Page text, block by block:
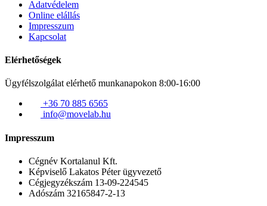
Adatvédelem
Online elállás
Impresszum
Kapcsolat
Elérhetőségek
Ügyfélszolgálat elérhető munkanapokon 8:00-16:00
+36 70 885 6565
info@movelab.hu
Impresszum
Cégnév Kortalanul Kft.
Képviselő Lakatos Péter ügyvezető
Cégjegyzékszám 13-09-224545
Adószám 32165847-2-13